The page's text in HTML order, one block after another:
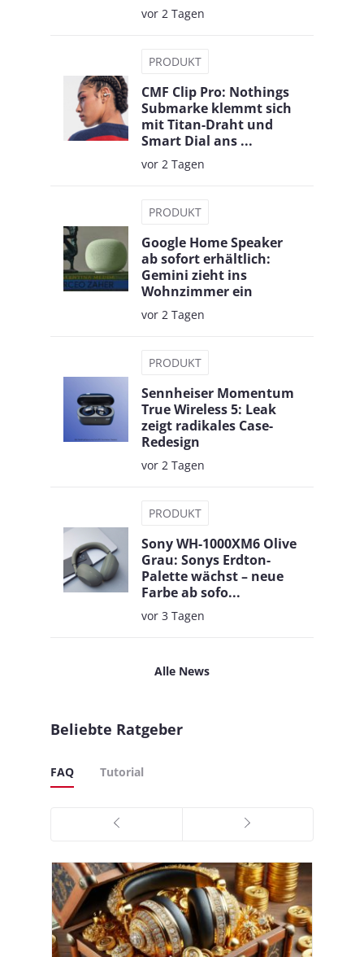
vor 2 Tagen
PRODUKT
CMF Clip Pro: Nothings
Submarke klemmt sich
mit Titan-Draht und
Smart Dial ans ...
vor 2 Tagen
PRODUKT
Google Home Speaker
ab sofort erhältlich:
Gemini zieht ins
Wohnzimmer ein
vor 2 Tagen
PRODUKT
Sennheiser Momentum
True Wireless 5: Leak
zeigt radikales Case-
Redesign
vor 2 Tagen
PRODUKT
Sony WH-1000XM6 Olive
Grau: Sonys Erdton-
Palette wächst – neue
Farbe ab sofo...
vor 3 Tagen
Alle News
Beliebte Ratgeber
FAQ Tutorial